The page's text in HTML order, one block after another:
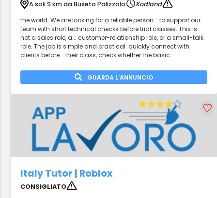
A soli 9 km da Buseto Palizzolo
Kodland
the world. We are looking for a reliable person... to support our
team with short technical checks before trial classes. This is
not a sales role, a... customer-relationship role, or a small-talk
role. The job is simple and practical: quickly connect with
clients before... their class, check whether the basic...
GUARDA L'ANNUNCIO
Italy Tutor | Roblox
CONSIGLIATO